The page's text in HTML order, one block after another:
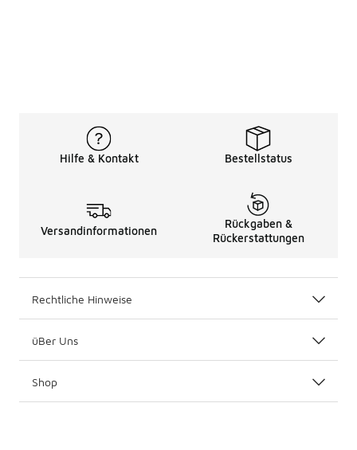
Hilfe & Kontakt Bestellstatus
Versandinformationen
Rückgaben &
Rückerstattungen
Rechtliche Hinweise
üBer Uns
Shop